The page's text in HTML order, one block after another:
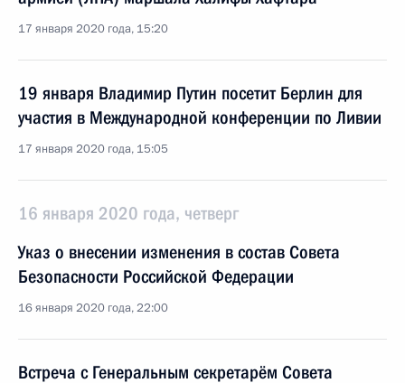
17 января 2020 года, 15:20
19 января Владимир Путин посетит Берлин для
участия в Международной конференции по Ливии
17 января 2020 года, 15:05
16 января 2020 года, четверг
Указ о внесении изменения в состав Совета
Безопасности Российской Федерации
16 января 2020 года, 22:00
Встреча с Генеральным секретарём Совета